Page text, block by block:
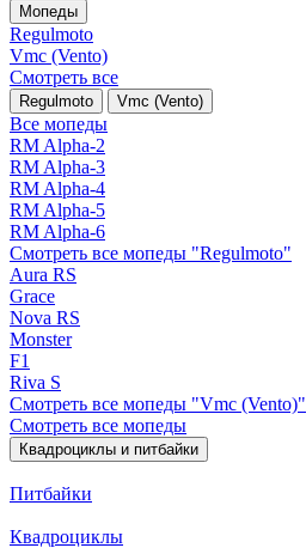
Мопеды
Regulmoto
Vmc (Vento)
Смотреть все
Regulmoto Vmc (Vento)
Все мопеды
RM Alpha-2
RM Alpha-3
RM Alpha-4
RM Alpha-5
RM Alpha-6
Смотреть все мопеды "Regulmoto"
Aura RS
Grace
Nova RS
Monster
F1
Riva S
Смотреть все мопеды "Vmc (Vento)"
Смотреть все мопеды
Квадроциклы и питбайки
Питбайки
Квадроциклы